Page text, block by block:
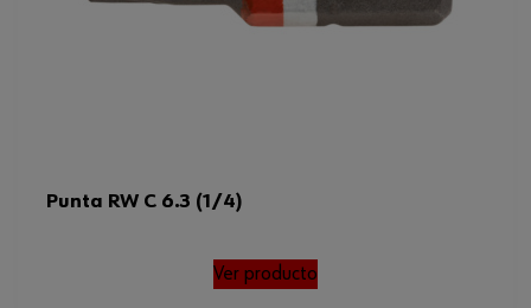
Punta RW C 6.3 (1/4)
Ver producto